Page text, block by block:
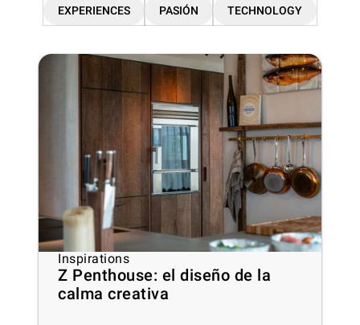
EXPERIENCES PASIÓN TECHNOLOGY
Inspirations
Z Penthouse: el diseño de la
calma creativa